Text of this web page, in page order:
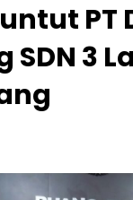
SDN 3